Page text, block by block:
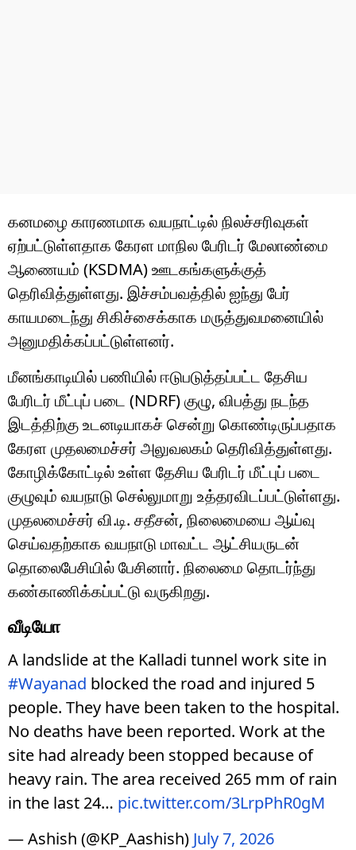
கனமழை காரணமாக வயநாட்டில் நிலச்சரிவுகள்
ஏற்பட்டுள்ளதாக கேரள மாநில பேரிடர் மேலாண்மை
ஆணையம் (KSDMA) ஊடகங்களுக்குத்
தெரிவித்துள்ளது. இச்சம்பவத்தில் ஐந்து பேர்
காயமடைந்து சிகிச்சைக்காக மருத்துவமனையில்
அனுமதிக்கப்பட்டுள்ளனர்.
மீனங்காடியில் பணியில் ஈடுபடுத்தப்பட்ட தேசிய
பேரிடர் மீட்புப் படை (NDRF) குழு, விபத்து நடந்த
இடத்திற்கு உடனடியாகச் சென்று கொண்டிருப்பதாக
கேரள முதலமைச்சர் அலுவலகம் தெரிவித்துள்ளது.
கோழிக்கோட்டில் உள்ள தேசிய பேரிடர் மீட்புப் படை
குழுவும் வயநாடு செல்லுமாறு உத்தரவிடப்பட்டுள்ளது.
முதலமைச்சர் வி.டி. சதீசன், நிலைமையை ஆய்வு
செய்வதற்காக வயநாடு மாவட்ட ஆட்சியருடன்
தொலைபேசியில் பேசினார். நிலைமை தொடர்ந்து
கண்காணிக்கப்பட்டு வருகிறது.
வீடியோ
A landslide at the Kalladi tunnel work site in
#Wayanad blocked the road and injured 5
people. They have been taken to the hospital.
No deaths have been reported. Work at the
site had already been stopped because of
heavy rain. The area received 265 mm of rain
in the last 24… pic.twitter.com/3LrpPhR0gM
— Ashish (@KP_Aashish) July 7, 2026